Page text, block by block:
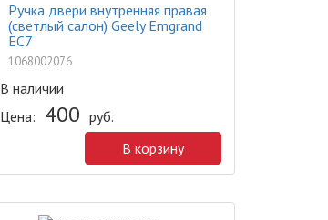
Ручка двери внутренняя правая
(светлый салон) Geely Emgrand
EC7
1068002076
В наличии
Цена: 400 руб.
В корзину